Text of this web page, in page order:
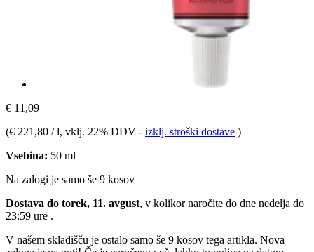
€ 11,09
(€ 221,80 / l, vklj. 22% DDV - izklj. stroški dostave )
Vsebina: 50 ml
Na zalogi je samo še 9 kosov
Dostava do torek, 11. avgust, v kolikor naročite do dne nedelja do
23:59 ure .
V našem skladišču je ostalo samo še 9 kosov tega artikla. Nova